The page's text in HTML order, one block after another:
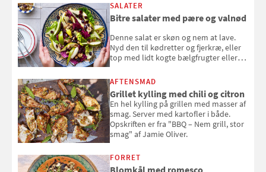
SALATER
Bitre salater med pære og valnød
Denne salat er skøn og nem at lave.
Nyd den til kødretter og fjerkræ, eller
top med lidt kogte bælgfrugter eller
selvstændigt måltid. Opskriften er fra
Louisa Lorangs kogebog "Salat".
AFTENSMAD
Grillet kylling med chili og citron
En hel kylling på grillen med masser af
smag. Server med kartofler i både.
Opskriften er fra "BBQ – Nem grill, stor
smag" af Jamie Oliver.
FORRET